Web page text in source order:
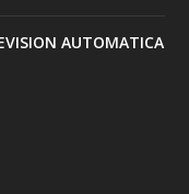
AUTOMATICA